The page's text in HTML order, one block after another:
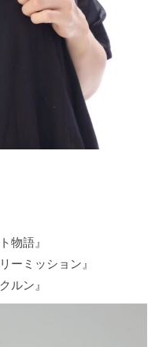
物語』
ミッション』
ルン』